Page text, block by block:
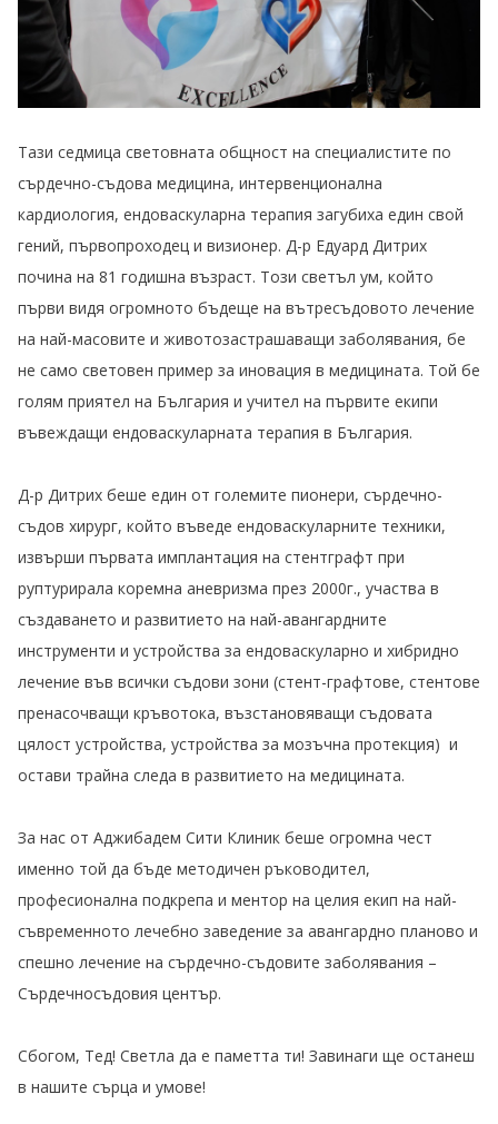
Тази седмица световната общност на специалистите по
сърдечно-съдова медицина, интервенционална
кардиология, ендоваскуларна терапия загубиха един свой
гений, първопроходец и визионер. Д-р Едуард Дитрих
почина на 81 годишна възраст. Този светъл ум, който
първи видя огромното бъдеще на вътресъдовото лечение
на най-масовите и животозастрашаващи заболявания, бе
не само световен пример за иновация в медицината. Той бе
голям приятел на България и учител на първите екипи
въвеждащи ендоваскуларната терапия в България.
Д-р Дитрих беше един от големите пионери, сърдечно-
съдов хирург, който въведе ендоваскуларните техники,
извърши първата имплантация на стентграфт при
руптурирала коремна аневризма през 2000г., участва в
създаването и развитието на най-авангардните
инструменти и устройства за ендоваскуларно и хибридно
лечение във всички съдови зони (стент-графтове, стентове
пренасочващи кръвотока, възстановяващи съдовата
цялост устройства, устройства за мозъчна протекция) и
остави трайна следа в развитието на медицината.
За нас от Аджибадем Сити Клиник беше огромна чест
именно той да бъде методичен ръководител,
професионална подкрепа и ментор на целия екип на най-
съвременното лечебно заведение за авангардно планово и
спешно лечение на сърдечно-съдовите заболявания –
Сърдечносъдовия център.
Сбогом, Тед! Светла да е паметта ти! Завинаги ще останеш
в нашите сърца и умове!